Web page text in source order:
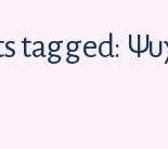
tagged: